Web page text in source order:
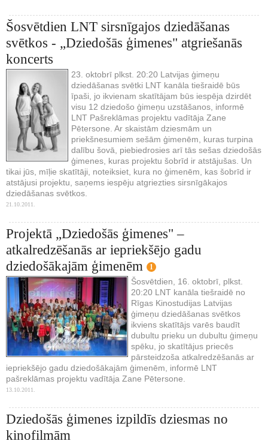
Šosvētdien LNT sirsnīgajos dziedāšanas
svētkos - „Dziedošās ģimenes" atgriešanās
koncerts
23. oktobrī plkst. 20:20 Latvijas ģimeņu
dziedāšanas svētki LNT kanāla tiešraidē būs
īpaši, jo ikvienam skatītājam būs iespēja dzirdēt
visu 12 dziedošo ģimeņu uzstāšanos, informē
LNT Pašreklāmas projektu vadītāja Zane
Pētersone. Ar skaistām dziesmām un
priekšnesumiem sešām ģimenēm, kuras turpina
dalību šovā, piebiedrosies arī tās sešas dziedošās
ģimenes, kuras projektu šobrīd ir atstājušas. Un
tikai jūs, mīļie skatītāji, noteiksiet, kura no ģimenēm, kas šobrīd ir
atstājusi projektu, saņems iespēju atgriezties sirsnīgākajos
dziedāšanas svētkos.
21.10.2011.
Projektā „Dziedošās ģimenes" –
atkalredzēšanās ar iepriekšējo gadu
dziedošākajām ģimenēm
1
Šosvētdien, 16. oktobrī, plkst.
20:20 LNT kanāla tiešraidē no
Rīgas Kinostudijas Latvijas
ģimeņu dziedāšanas svētkos
ikviens skatītājs varēs baudīt
dubultu prieku un dubultu ģimeņu
spēku, jo skatītājus priecēs
pārsteidzoša atkalredzēšanās ar
iepriekšējo gadu dziedošākajām ģimenēm, informē LNT
pašreklāmas projektu vadītāja Zane Pētersone.
13.10.2011.
Dziedošās ģimenes izpildīs dziesmas no
kinofilmām